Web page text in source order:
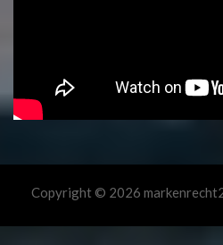
Copyright © 2026